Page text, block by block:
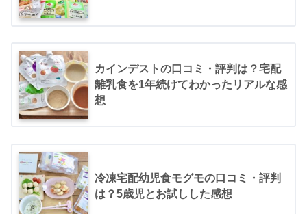
カインデストの口コミ・評判は？宅配
離乳食を1年続けてわかったリアルな感
想
冷凍宅配幼児食モグモの口コミ・評判
は？5歳児とお試しした感想